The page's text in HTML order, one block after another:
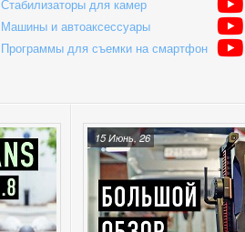
Стабилизаторы для камер
Машины и автоаксессуары
Программы для съемки на смартфон
15 Июнь, 26